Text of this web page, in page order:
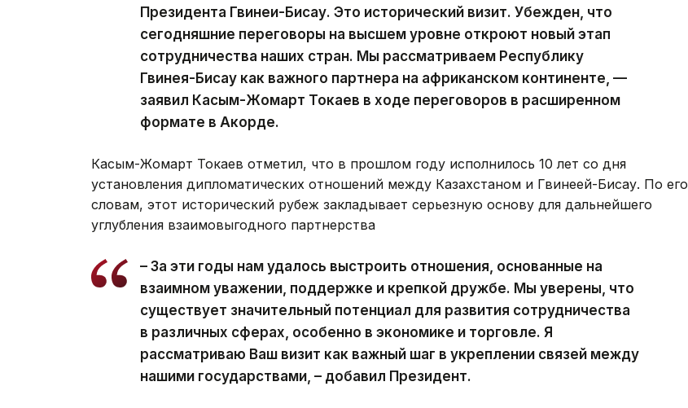
Президента Гвинеи-Бисау. Это исторический визит. Убежден, что
сегодняшние переговоры на высшем уровне откроют новый этап
сотрудничества наших стран. Мы рассматриваем Республику
Гвинея-Бисау как важного партнера на африканском континенте, —
заявил Касым-Жомарт Токаев в ходе переговоров в расширенном
формате в Акорде.
Касым-Жомарт Токаев отметил, что в прошлом году исполнилось 10 лет со дня
установления дипломатических отношений между Казахстаном и Гвинеей-Бисау. По его
словам, этот исторический рубеж закладывает серьезную основу для дальнейшего
углубления взаимовыгодного партнерства
– За эти годы нам удалось выстроить отношения, основанные на
взаимном уважении, поддержке и крепкой дружбе. Мы уверены, что
существует значительный потенциал для развития сотрудничества
в различных сферах, особенно в экономике и торговле. Я
рассматриваю Ваш визит как важный шаг в укреплении связей между
нашими государствами, – добавил Президент.